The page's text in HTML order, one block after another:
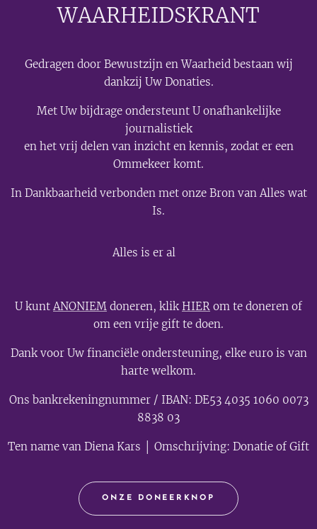
WAARHEIDSKRANT
Gedragen door Bewustzijn en Waarheid bestaan wij
dankzij Uw Donaties.
Met Uw bijdrage ondersteunt U onafhankelijke
journalistiek
en het vrij delen van inzicht en kennis, zodat er een
Ommekeer komt.
In Dankbaarheid verbonden met onze Bron van Alles wat
Is.
Alles is er al
U kuntANONIEM doneren, klikHIER om te doneren of
om een vrije gift te doen.
Dank voor Uw financiële ondersteuning, elke euro is van
harte welkom.
Ons bankrekeningnummer / IBAN: DE53 4035 1060 0073
8838 03
Ten name van Diena Kars │ Omschrijving: Donatie of Gift
ONZE DONEERKNOP